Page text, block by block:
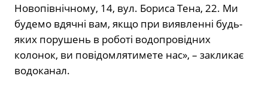
Новопівнічному, 14, вул. Бориса Тена, 22. Ми
будемо вдячні вам, якщо при виявленні будь-
яких порушень в роботі водопровідних
колонок, ви повідомлятимете нас», – закликає
водоканал.